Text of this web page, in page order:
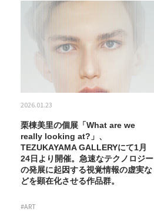
2026.01.23
栗棟美里の個展「What are we
really looking at?」、
TEZUKAYAMA GALLERYにて1月
24日より開催。急速なテクノロジー
の発展に起因する視覚情報の虚実な
どを顕在化させる作品群。
#ART